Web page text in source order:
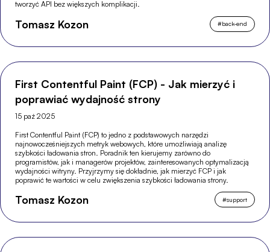
tworzyć API bez większych komplikacji.
Tomasz Kozon #back-end
First Contentful Paint (FCP) - Jak mierzyć i
poprawiać wydajność strony
15 paź 2025
First Contentful Paint (FCP) to jedno z podstawowych narzędzi
najnowocześniejszych metryk webowych, które umożliwiają analizę
szybkości ładowania stron. Poradnik ten kierujemy zarówno do
programistów, jak i managerów projektów, zainteresowanych optymalizacją
wydajności witryny. Przyjrzymy się dokładnie, jak mierzyć FCP i jak
poprawić te wartości w celu zwiększenia szybkości ładowania strony.
Tomasz Kozon #support